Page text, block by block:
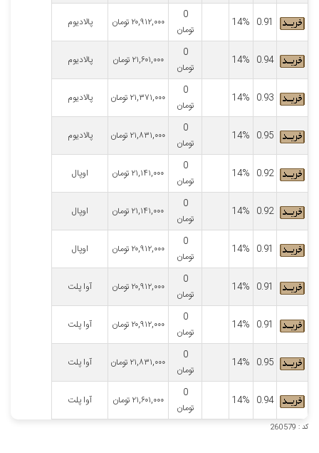
0.91
14%
0
تومان
۲۰,۹۱۲,۰۰۰ تومان پالادیوم
0.94
14%
0
تومان
۲۱,۶۰۱,۰۰۰ تومان پالادیوم
0.93
14%
0
تومان
۲۱,۳۷۱,۰۰۰ تومان پالادیوم
0.95
14%
0
تومان
۲۱,۸۳۱,۰۰۰ تومان پالادیوم
0.92
14%
0
تومان
۲۱,۱۴۱,۰۰۰ تومان اوپال
0.92
14%
0
تومان
۲۱,۱۴۱,۰۰۰ تومان اوپال
0.91
14%
0
تومان
۲۰,۹۱۲,۰۰۰ تومان اوپال
0.91
14%
0
تومان
۲۰,۹۱۲,۰۰۰ تومان آوا پلت
0.91
14%
0
تومان
۲۰,۹۱۲,۰۰۰ تومان آوا پلت
0.95
14%
0
تومان
۲۱,۸۳۱,۰۰۰ تومان آوا پلت
0.94
14%
0
تومان
۲۱,۶۰۱,۰۰۰ تومان آوا پلت
کد : 260579